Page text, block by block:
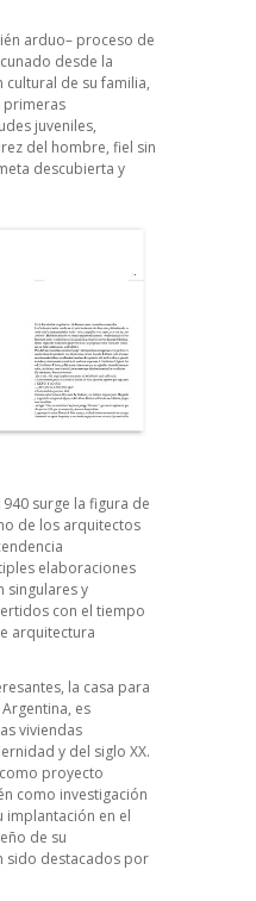
arduo– proceso de
desde la
cultural de su familia,
primeras
juveniles,
del hombre, fiel sin
descubierta y
surge la figura de
de los arquitectos
elaboraciones
singulares y
con el tiempo
arquitectura
la casa para
es
viviendas
y del siglo XX.
proyecto
como investigación
implantación en el
de su
sido destacados por